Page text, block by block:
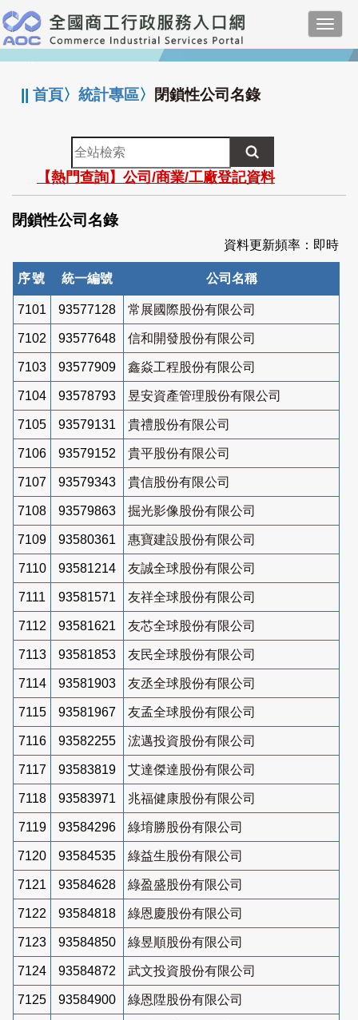
跳
到
主
要
:::
||首頁〉統計專區〉 閉鎖性公司名錄
全
站
檢
索
【熱門查詢】公司/商業/工廠登記資料
閉鎖性公司名錄
資料更新頻率：即時
序號 統一編號 公司名稱
7101 93577128 常展國際股份有限公司
7102 93577648 信和開發股份有限公司
7103 93577909 鑫焱工程股份有限公司
7104 93578793 昱安資產管理股份有限公司
7105 93579131 貴禮股份有限公司
7106 93579152 貴平股份有限公司
7107 93579343 貴信股份有限公司
7108 93579863 掘光影像股份有限公司
7109 93580361 惠寶建設股份有限公司
7110 93581214 友誠全球股份有限公司
7111 93581571 友祥全球股份有限公司
7112 93581621 友芯全球股份有限公司
7113 93581853 友民全球股份有限公司
7114 93581903 友丞全球股份有限公司
7115 93581967 友孟全球股份有限公司
7116 93582255 浤邁投資股份有限公司
7117 93583819 艾達傑達股份有限公司
7118 93583971 兆福健康股份有限公司
7119 93584296 綠堉勝股份有限公司
7120 93584535 綠益生股份有限公司
7121 93584628 綠盈盛股份有限公司
7122 93584818 綠恩慶股份有限公司
7123 93584850 綠昱順股份有限公司
7124 93584872 武文投資股份有限公司
7125 93584900 綠恩陞股份有限公司